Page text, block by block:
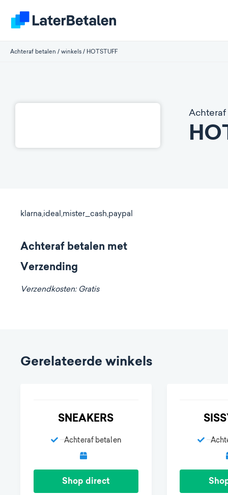
Achteraf betalen / winkels / HOTSTUFF
klarna,ideal,mister_cash,paypal
Achteraf betalen met
Verzending
Verzendkosten: Gratis
Gerelateerde winkels
SNEAKERS
Achteraf betalen
Shop direct